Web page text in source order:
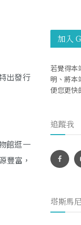
出發行
館逛一
豐富，
加入
若覺得本
明、將本
便您更快
追蹤我
塔斯馬